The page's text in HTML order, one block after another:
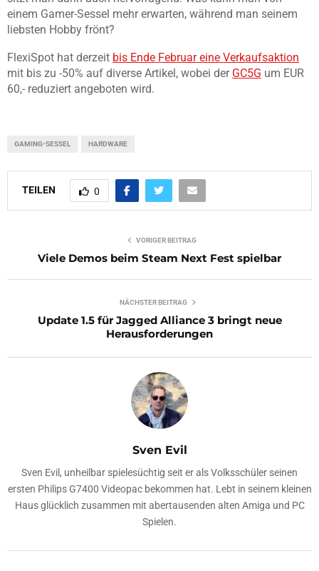
einem Gamer-Sessel mehr erwarten, während man seinem
liebsten Hobby frönt?
FlexiSpot hat derzeit bis Ende Februar eine Verkaufsaktion
mit bis zu -50% auf diverse Artikel, wobei der GC5G um EUR
60,- reduziert angeboten wird.
GAMING-SESSEL HARDWARE
TEILEN 0
VORIGER BEITRAG
Viele Demos beim Steam Next Fest spielbar
NÄCHSTER BEITRAG
Update 1.5 für Jagged Alliance 3 bringt neue
Herausforderungen
Sven Evil
Sven Evil, unheilbar spielesüchtig seit er als Volksschüler seinen
ersten Philips G7400 Videopac bekommen hat. Lebt in seinem kleinen
Haus glücklich zusammen mit abertausenden alten Amiga und PC
Spielen.